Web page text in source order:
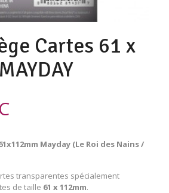
Cartes 61 x
Mayday (Le Roi des Nains /
transparentes spécialement
de taille 61 x 112mm.